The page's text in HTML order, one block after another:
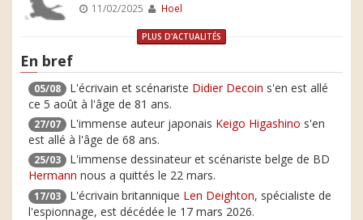
11/02/2025 Hoel
PLUS D'ACTUALITÉS
En bref
05/08 L'écrivain et scénariste Didier Decoin s'en est allé
ce 5 août à l'âge de 81 ans.
27/07 L'immense auteur japonais Keigo Higashino s'en
est allé à l'âge de 68 ans.
25/03
L'immense dessinateur et scénariste belge de BD
Hermann nous a quittés le 22 mars.
17/03 L'écrivain britannique Len Deighton, spécialiste de
l'espionnage, est décédée le 17 mars 2026.